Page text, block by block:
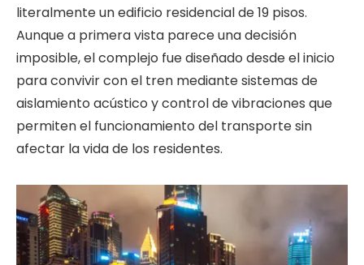
literalmente un edificio residencial de 19 pisos.
Aunque a primera vista parece una decisión
imposible, el complejo fue diseñado desde el inicio
para convivir con el tren mediante sistemas de
aislamiento acústico y control de vibraciones que
permiten el funcionamiento del transporte sin
afectar la vida de los residentes.